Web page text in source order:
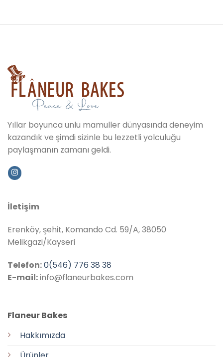
Yıllar boyunca unlu mamuller dünyasında deneyim
kazandık ve şimdi sizinle bu lezzetli yolculuğu
paylaşmanın zamanı geldi.
Flaneur Bakes
Hakkımızda
İletişim
Erenköy, şehit, Komando Cd. 59/A, 38050
Melikgazi/Kayseri
Telefon:0(546) 776 38 38
E-mail:info@flaneurbakes.com